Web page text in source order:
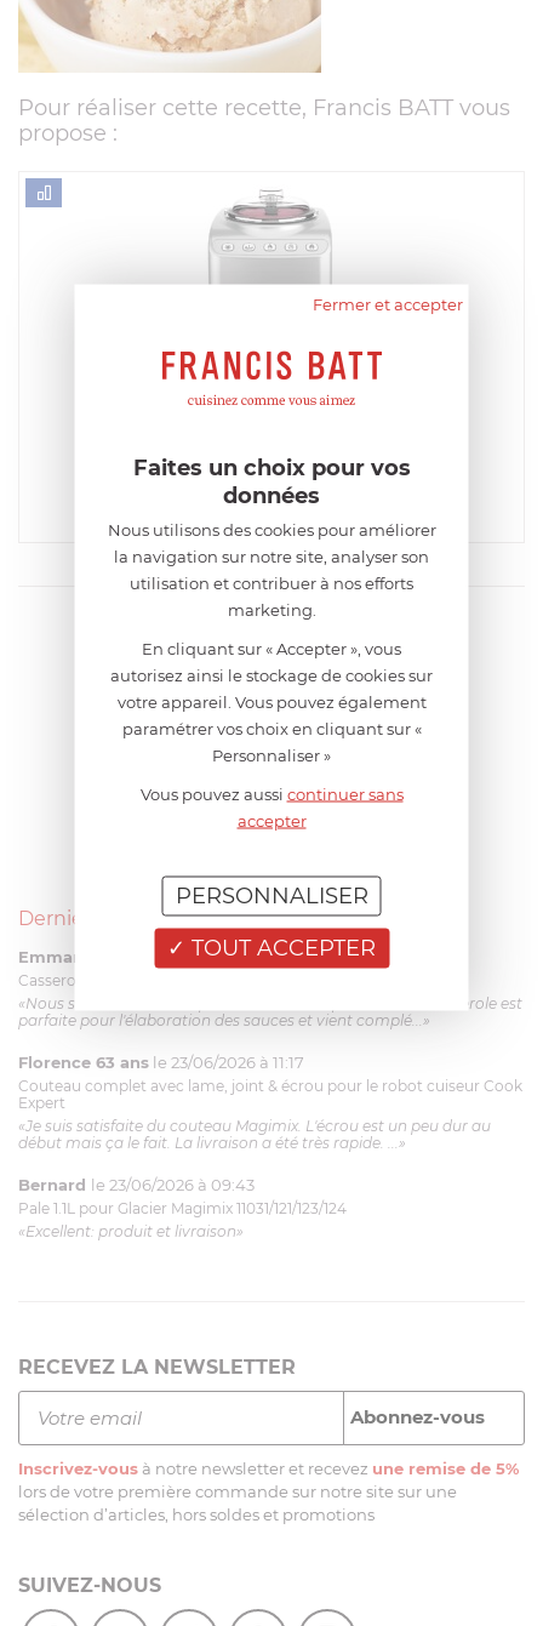
Pour réaliser cette recette, Francis BATT vous
propose :
MAGIMIX
499,00€
Comparer
Acheter
Derniers avis produits
Emmanuel 56 ans le 23/06/2026 à 12:04
Casserole mini 9 cm Castelpro 5 ply poignée fixe
«Nous sommes dans un produit de haute qualité. Cette casserole est
parfaite pour l'élaboration des sauces et vient complé...»
Florence 63 ans le 23/06/2026 à 11:17
Couteau complet avec lame, joint & écrou pour le robot cuiseur Cook
Expert
«Je suis satisfaite du couteau Magimix. L'écrou est un peu dur au
début mais ça le fait. La livraison a été très rapide. ...»
Bernard le 23/06/2026 à 09:43
Pale 1.1L pour Glacier Magimix 11031/121/123/124
«Excellent: produit et livraison»
RECEVEZ LA NEWSLETTER
Inscrivez-vous à notre newsletter et recevez une remise de 5%
lors de votre première commande sur notre site sur une
sélection d’articles, hors soldes et promotions
SUIVEZ-NOUS
Fermer et accepter
Faites un choix pour vos
données
Nous utilisons des cookies pour améliorer
la navigation sur notre site, analyser son
utilisation et contribuer à nos efforts
marketing.
En cliquant sur « Accepter », vous
autorisez ainsi le stockage de cookies sur
votre appareil. Vous pouvez également
paramétrer vos choix en cliquant sur «
Personnaliser »
Vous pouvez aussi continuer sans
accepter
TOUT ACCEPTER
PERSONNALISER